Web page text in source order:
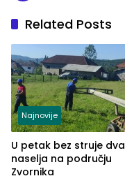
Related Posts
Najnovije
U petak bez struje dva
naselja na području
Zvornika